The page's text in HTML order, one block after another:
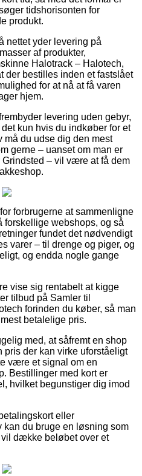
tidshorisonten for
produkt.
nettet yder levering på
af produkter,
Halotrack – Halotech,
der bestilles inden et fastslået
for at nå at få varen
hjem.
levering uden gebyr,
kun hvis du indkøber for et
må du udse dig den mest
gerne – uanset om man er
– vil være at få dem
forbrugerne at sammenligne
forskellige webshops, og så
fundet det nødvendigt
varer – til drenge og piger, og
og endda nogle gange
vise sig rentabelt at kigge
tilbud på Samler til
forinden du køber, så man
betalelige pris.
med, at såfremt en shop
der kan virke uforståeligt
være et signal om en
Bestillinger med kort er
hvilket begunstiger dig imod
eller
kan du bruge en løsning som
dække beløbet over et